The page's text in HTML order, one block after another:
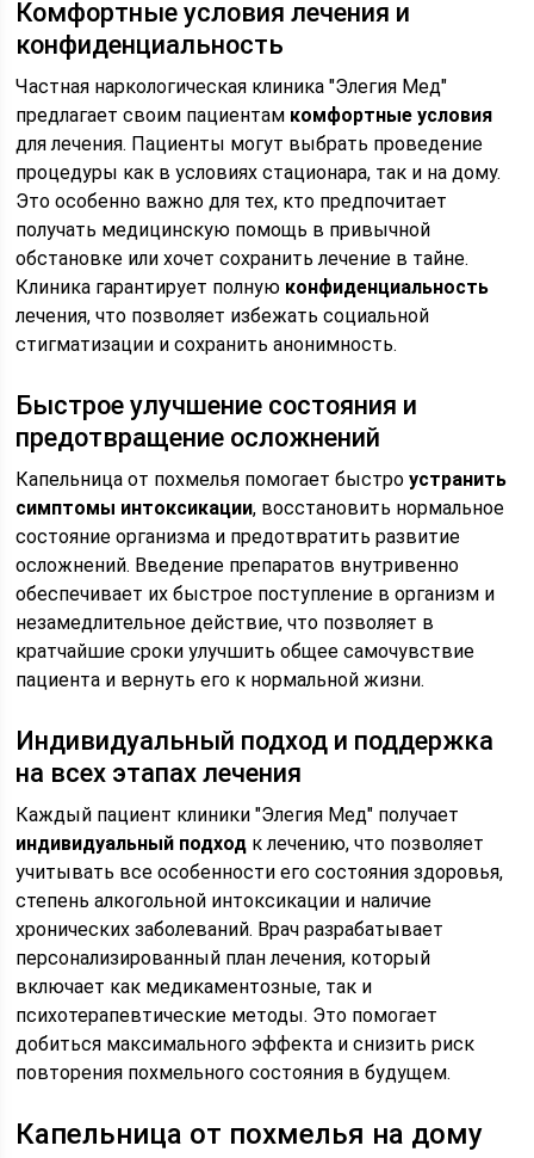
Комфортные условия лечения и
конфиденциальность
Частная наркологическая клиника "Элегия Мед"
предлагает своим пациентам комфортные условия
для лечения. Пациенты могут выбрать проведение
процедуры как в условиях стационара, так и на дому.
Это особенно важно для тех, кто предпочитает
получать медицинскую помощь в привычной
обстановке или хочет сохранить лечение в тайне.
Клиника гарантирует полную конфиденциальность
лечения, что позволяет избежать социальной
стигматизации и сохранить анонимность.
Быстрое улучшение состояния и
предотвращение осложнений
Капельница от похмелья помогает быстроустранить
симптомы интоксикации, восстановить нормальное
состояние организма и предотвратить развитие
осложнений. Введение препаратов внутривенно
обеспечивает их быстрое поступление в организм и
незамедлительное действие, что позволяет в
кратчайшие сроки улучшить общее самочувствие
пациента и вернуть его к нормальной жизни.
Индивидуальный подход и поддержка
на всех этапах лечения
Каждый пациент клиники "Элегия Мед" получает
индивидуальный подход к лечению, что позволяет
учитывать все особенности его состояния здоровья,
степень алкогольной интоксикации и наличие
хронических заболеваний. Врач разрабатывает
персонализированный план лечения, который
включает как медикаментозные, так и
психотерапевтические методы. Это помогает
добиться максимального эффекта и снизить риск
повторения похмельного состояния в будущем.
Капельница от похмелья на дому